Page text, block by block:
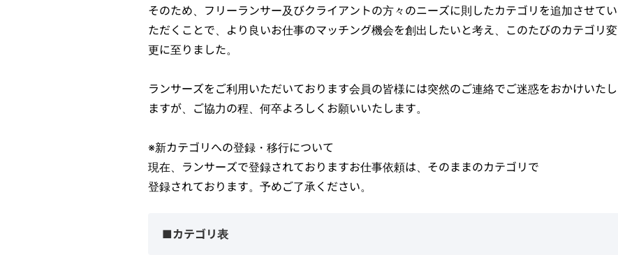
そのため、フリーランサー及びクライアントの方々のニーズに則したカテゴリを追加させてい
ただくことで、より良いお仕事のマッチング機会を創出したいと考え、このたびのカテゴリ変
更に至りました。
ランサーズをご利用いただいております会員の皆様には突然のご連絡でご迷惑をおかけいたし
ますが、ご協力の程、何卒よろしくお願いいたします。
※新カテゴリへの登録・移行について
現在、ランサーズで登録されておりますお仕事依頼は、そのままのカテゴリで
登録されております。予めご了承ください。
■カテゴリ表